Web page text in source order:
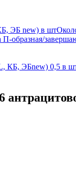
ЭБ new) в шт
П-образная/
КБ, ЭБnew) 0,5 в